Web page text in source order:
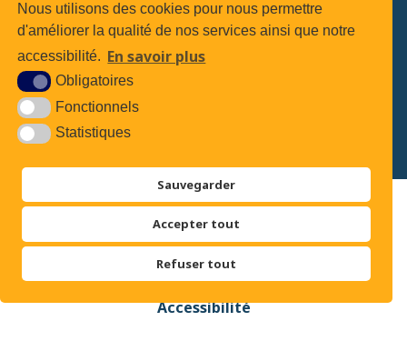
Nous utilisons des cookies pour nous permettre
d'améliorer la qualité de nos services ainsi que notre
accessibilité. En savoir plus
Obligatoires
Fonctionnels
Statistiques
Sauvegarder
Accepter tout
Refuser tout
Suivez-nous sur
Plan du site
Mentions légales
Accessibilité